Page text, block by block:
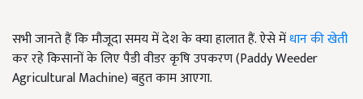
सभी जानते हैं कि मौजूदा समय में देश के क्या हालात हैं. ऐसे मेंधान की खेती
कर रहे किसानों के लिए पैडी वीडर कृषि उपकरण (Paddy Weeder
Agricultural Machine) बहुत काम आएगा.